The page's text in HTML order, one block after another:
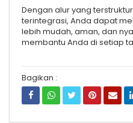
Dengan alur yang
terintegrasi, Anda dapat
lebih mudah, aman, dan
membantu Anda di setiap
Bagikan :